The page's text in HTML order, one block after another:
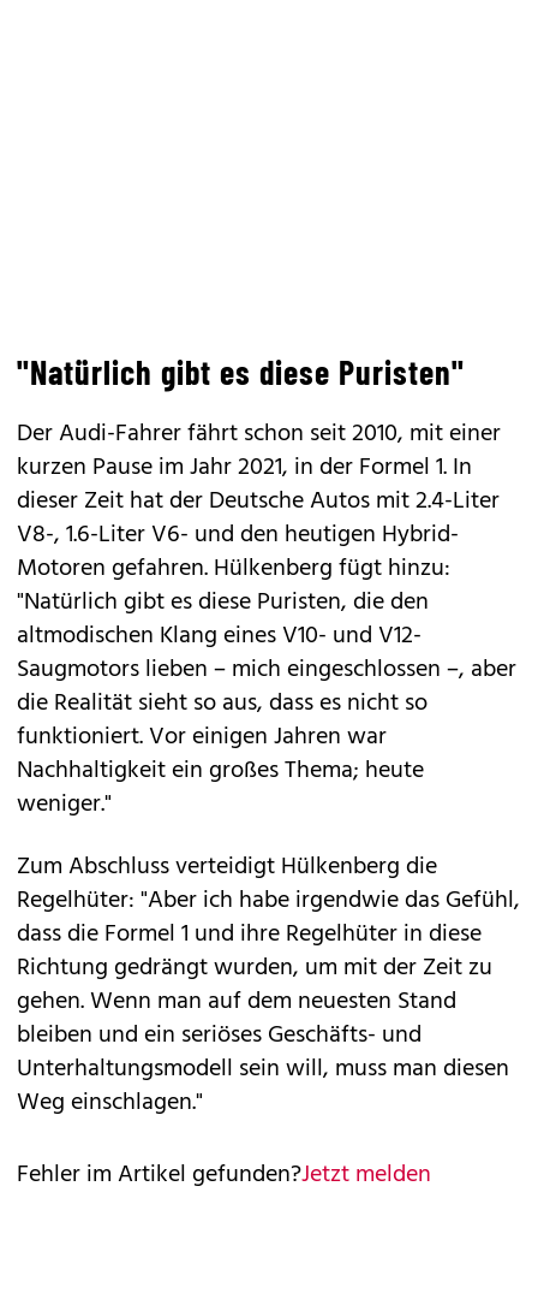
"Natürlich gibt es diese Puristen"
Der Audi-Fahrer fährt schon seit 2010, mit einer
kurzen Pause im Jahr 2021, in der Formel 1. In
dieser Zeit hat der Deutsche Autos mit 2.4-Liter
V8-, 1.6-Liter V6- und den heutigen Hybrid-
Motoren gefahren. Hülkenberg fügt hinzu:
"Natürlich gibt es diese Puristen, die den
altmodischen Klang eines V10- und V12-
Saugmotors lieben – mich eingeschlossen –, aber
die Realität sieht so aus, dass es nicht so
funktioniert. Vor einigen Jahren war
Nachhaltigkeit ein großes Thema; heute
weniger."
Zum Abschluss verteidigt Hülkenberg die
Regelhüter: "Aber ich habe irgendwie das Gefühl,
dass die Formel 1 und ihre Regelhüter in diese
Richtung gedrängt wurden, um mit der Zeit zu
gehen. Wenn man auf dem neuesten Stand
bleiben und ein seriöses Geschäfts- und
Unterhaltungsmodell sein will, muss man diesen
Weg einschlagen."
Fehler im Artikel gefunden?Jetzt melden